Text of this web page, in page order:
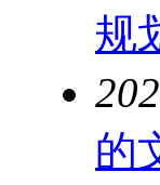
规
的